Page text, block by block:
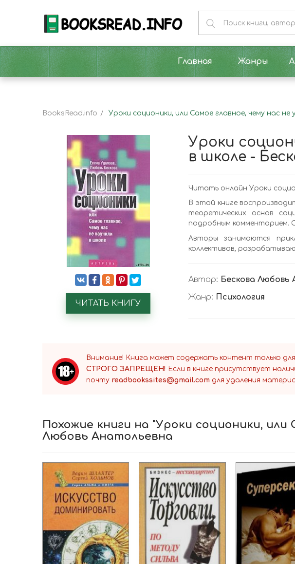
Главная Жанры
BooksRead.info Уроки соционики, или Самое главное, чему нас
ЧИТАТЬ КНИГУ
Уроки
в школе -
Читать онлайн Уроки
В этой книге
теоретических основ
подробным комментарием.
Авторы занимаются
коллективов,
Автор: Бескова Любовь
Жанр: Психология
Внимание! Книга может содержать контент только
СТРОГО ЗАПРЕЩЕН! Если в книге присутствует
почту readbookssites@gmail.com для удаления
Похожие книги на "Уроки соционики, или
Любовь Анатольевна